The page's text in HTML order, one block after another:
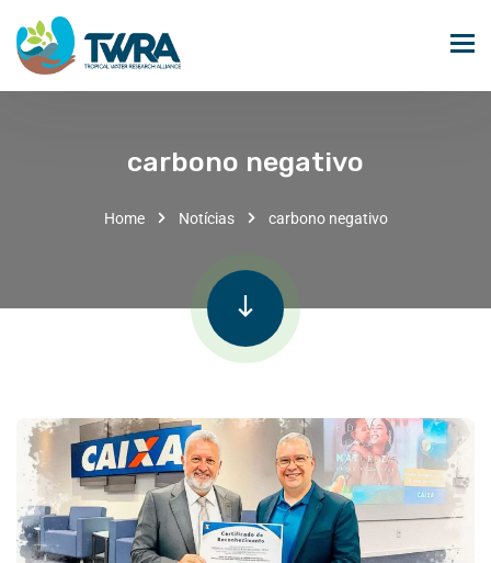
carbono negativo
Home Notícias carbono negativo